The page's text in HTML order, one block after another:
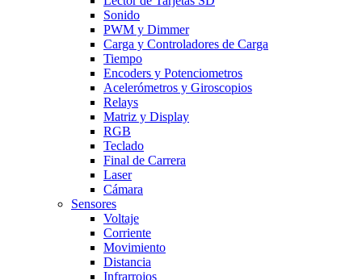
Sonido
PWM y Dimmer
Carga y Controladores de Carga
Tiempo
Encoders y Potenciometros
Acelerómetros y Giroscopios
Relays
Matriz y Display
RGB
Teclado
Final de Carrera
Laser
Cámara
Sensores
Voltaje
Corriente
Movimiento
Distancia
Infrarrojos